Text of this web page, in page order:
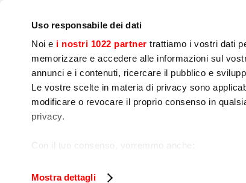
Uso responsabile dei dati
Noi e i nostri 1022 partner trattiamo i vostri dati
memorizzare e accedere alle informazioni sul
annunci e i contenuti, ricercare il pubblico e
Le vostre scelte in materia di privacy sono
modificare o revocare il proprio consenso in
privacy.
Con il tuo consenso, vorremmo anche:
Identificare il tuo dispositivo,
Mostra dettagli
Готовка
Приготовление
пищи